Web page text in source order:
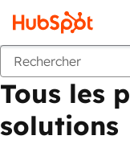
Retour
Tous les
solutions